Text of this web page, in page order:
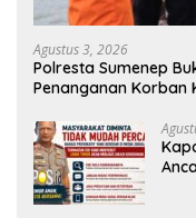
Agustus 3, 2026
Polresta Sumenep
Penanganan Korban